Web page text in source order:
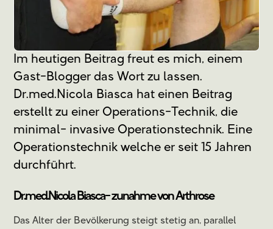
Im heutigen Beitrag freut es mich, einem
Gast-Blogger das Wort zu lassen.
Dr.med.Nicola Biasca hat einen Beitrag
erstellt zu einer Operations-Technik, die
minimal- invasive Operationstechnik. Eine
Operationstechnik welche er seit 15 Jahren
durchführt.
Dr.med.Nicola Biasca- zunahme von Arthrose
Das Alter der Bevölkerung steigt stetig an, parallel